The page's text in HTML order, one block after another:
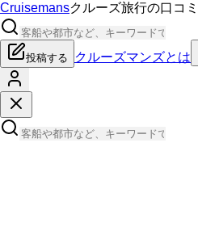
Cruisemansクルーズ旅行の口コ
投稿する クルーズマンズとは